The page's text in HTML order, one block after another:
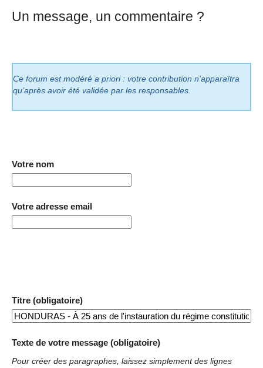
Un message, un commentaire ?
Ce forum est modéré a priori : votre contribution n’apparaîtra
qu’après avoir été validée par les responsables.
Votre nom
Votre adresse email
Titre (obligatoire)
Texte de votre message (obligatoire)
Pour créer des paragraphes, laissez simplement des lignes